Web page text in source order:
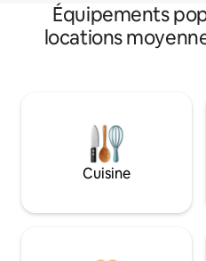
Équipements
locations
Cuisine